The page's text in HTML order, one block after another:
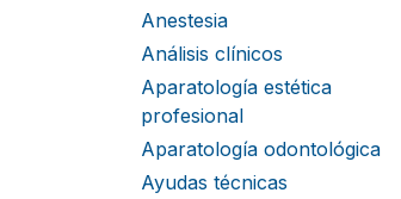
Anestesia
Análisis clínicos
Aparatología estética
profesional
Aparatología odontológica
Ayudas técnicas